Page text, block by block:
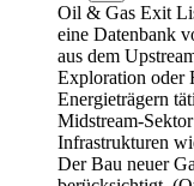
Oil & Gas Exit
eine Datenbank
aus dem
Exploration oder
Energieträgern
Midstream-
Infrastrukturen
Der Bau neuer